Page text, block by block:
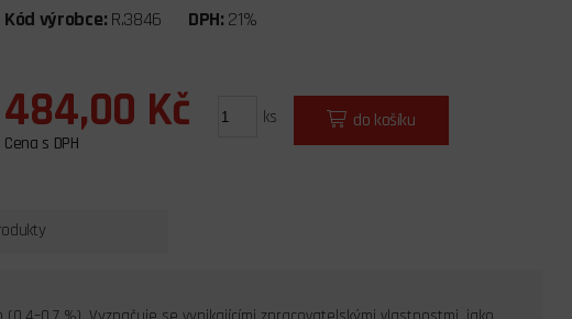
Kód výrobce: R.3846 DPH: 21%
484,00 Kč
Cena s DPH
ks do košíku